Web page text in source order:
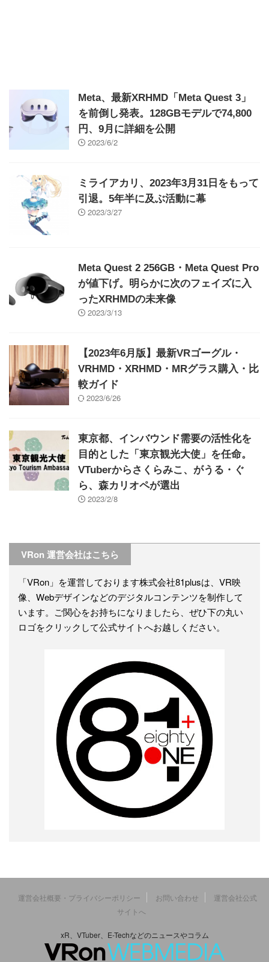
Meta、最新XRHMD「Meta Quest 3」
を前倒し発表。128GBモデルで74,800
円、9月に詳細を公開
2023/6/2
ミライアカリ、2023年3月31日をもって
引退。5年半に及ぶ活動に幕
2023/3/27
Meta Quest 2 256GB・Meta Quest Pro
が値下げ。明らかに次のフェイズに入
ったXRHMDの未来像
2023/3/13
【2023年6月版】最新VRゴーグル・
VRHMD・XRHMD・MRグラス購入・比
較ガイド
2023/6/26
東京都、インバウンド需要の活性化を
目的とした「東京観光大使」を任命。
VTuberからさくらみこ、がうる・ぐ
ら、森カリオペが選出
2023/2/8
VRon 運営会社はこちら
「VRon」を運営しております株式会社81plusは、VR映
像、Webデザインなどのデジタルコンテンツを制作して
います。ご関心をお持ちになりましたら、ぜひ下の丸い
ロゴをクリックして公式サイトへお越しください。
運営会社概要・プライバシーポリシー お問い合わせ
運営会社公式
サイトへ
xR、VTuber、E-Techなどのニュースやコラム